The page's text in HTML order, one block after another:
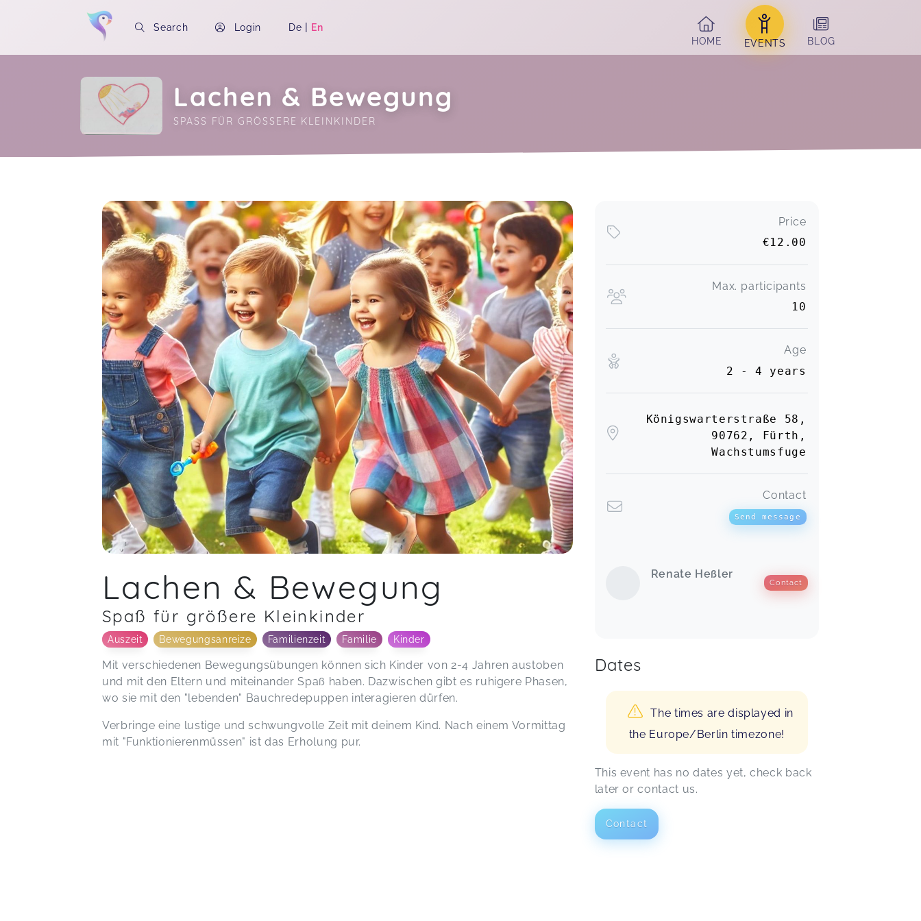
Search Login De | En
HOME
EVENTS BLOG
Lachen & Bewegung
SPASS FÜR GRÖSSERE KLEINKINDER
Lachen & Bewegung
Spaß für größere Kleinkinder
Auszeit Bewegungsanreize Familienzeit Familie Kinder
Mit verschiedenen Bewegungsübungen können sich Kinder von 2-4 Jahren austoben
und mit den Eltern und miteinander Spaß haben. Dazwischen gibt es ruhigere Phasen,
wo sie mit den "lebenden" Bauchredepuppen interagieren dürfen.
Verbringe eine lustige und schwungvolle Zeit mit deinem Kind. Nach einem Vormittag
mit "Funktionierenmüssen" ist das Erholung pur.
Price
€12.00
Max. participants
10
Age
2 - 4 years
Königswarterstraße 58,
90762, Fürth,
Wachstumsfuge
Contact
Send message
Renate Heßler
Contact
Dates
The times are displayed in
the Europe/Berlin timezone!
This event has no dates yet, check back
later or contact us.
Contact